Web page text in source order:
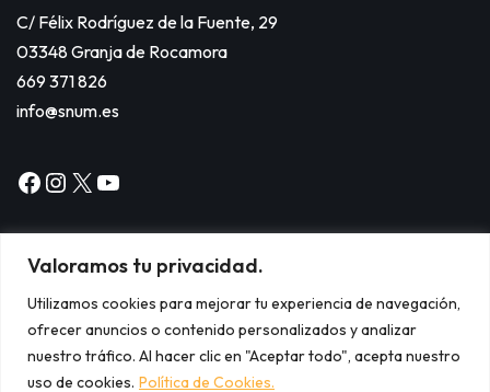
Valoramos tu privacidad.
Utilizamos cookies para mejorar tu experiencia de navegación,
ofrecer anuncios o contenido personalizados y analizar
nuestro tráfico. Al hacer clic en "Aceptar todo", acepta nuestro
uso de cookies. Política de Cookies.
C/ Félix Rodríguez de la Fuente, 29
03348 Granja de Rocamora
669 371 826
info@snum.es
Copyright © 2024
Aviso legal.